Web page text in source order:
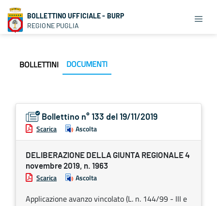
BOLLETTINO UFFICIALE - BURP
REGIONE PUGLIA
BOLLETTINI DOCUMENTI
Bollettino n° 133 del 19/11/2019
Scarica Ascolta
DELIBERAZIONE DELLA GIUNTA REGIONALE 4
novembre 2019, n. 1963
Scarica Ascolta
Applicazione avanzo vincolato (L. n. 144/99 - III e